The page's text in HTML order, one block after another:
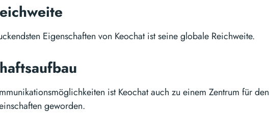
Eigenschaften von Keochat ist seine globale Reichweite.
ist Keochat auch zu einem Zentrum für den
geworden.